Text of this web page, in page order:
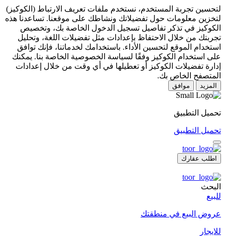
لتحسين تجربة المستخدم، نستخدم ملفات تعريف الارتباط (الكوكيز)
لتخزين معلومات حول تفضيلاتك ونشاطك على موقعنا. تساعدنا هذه
الكوكيز في تذكر تفاصيل تسجيل الدخول الخاصة بك، وتخصيص
تجربتك من خلال الاحتفاظ بإعدادات مثل تفضيلات اللغة، وتحليل
استخدام الموقع لتحسين الأداء. باستخدامك لخدماتنا، فإنك توافق
على استخدام الكوكيز وفقًا لسياسة الخصوصية الخاصة بنا. يمكنك
إدارة تفضيلات الكوكيز أو تعطيلها في أي وقت من خلال إعدادات
المتصفح الخاص بك.
المزيد موافق
تحميل التطبيق
تحميل التطبيق
اطلب عقارك
البحث
للبيع
عروض البيع في منطقتك
للايجار